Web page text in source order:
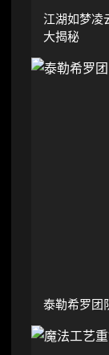
江湖如梦凌
大揭秘
泰勒希罗团